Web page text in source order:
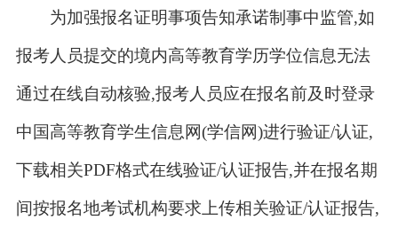
为加强报名证明事项告知承诺制事中监管,如
报考人员提交的境内高等教育学历学位信息无法
通过在线自动核验,报考人员应在报名前及时登录
中国高等教育学生信息网(学信网)进行验证/认证,
下载相关PDF格式在线验证/认证报告,并在报名期
间按报名地考试机构要求上传相关验证/认证报告,